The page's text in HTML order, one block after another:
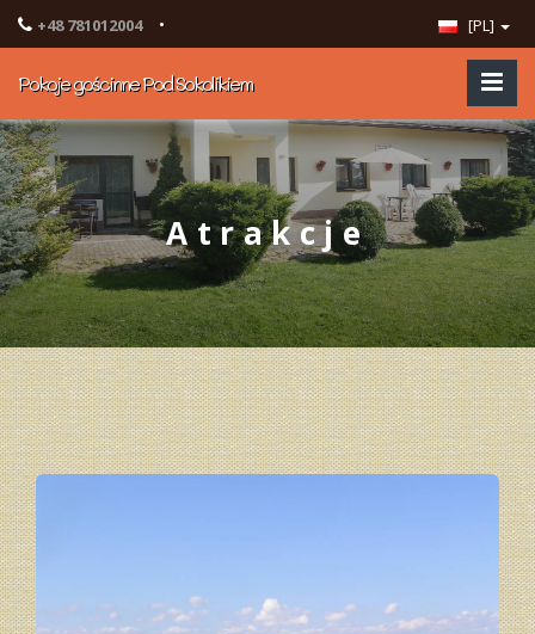
+48 781012004 • [PL]
Pokoje gościnne Pod Sokolikiem
Atrakcje